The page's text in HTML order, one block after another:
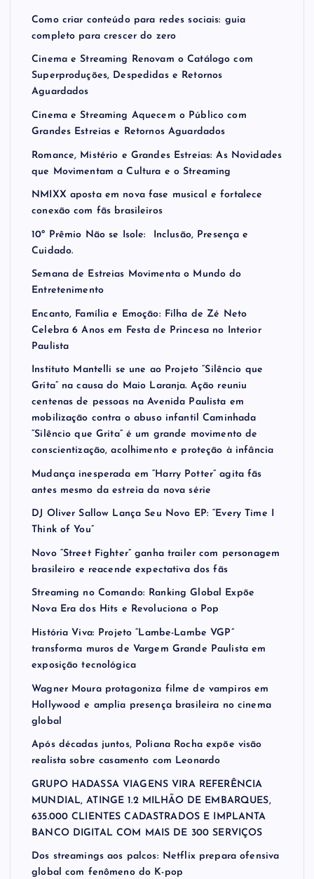
Como criar conteúdo para redes sociais: guia
completo para crescer do zero
Cinema e Streaming Renovam o Catálogo com
Superproduções, Despedidas e Retornos
Aguardados
Cinema e Streaming Aquecem o Público com
Grandes Estreias e Retornos Aguardados
Romance, Mistério e Grandes Estreias: As Novidades
que Movimentam a Cultura e o Streaming
NMIXX aposta em nova fase musical e fortalece
conexão com fãs brasileiros
10º Prêmio Não se Isole: Inclusão, Presença e
Cuidado.
Semana de Estreias Movimenta o Mundo do
Entretenimento
Encanto, Família e Emoção: Filha de Zé Neto
Celebra 6 Anos em Festa de Princesa no Interior
Paulista
Instituto Mantelli se une ao Projeto “Silêncio que
Grita” na causa do Maio Laranja. Ação reuniu
centenas de pessoas na Avenida Paulista em
mobilização contra o abuso infantil Caminhada
“Silêncio que Grita” é um grande movimento de
conscientização, acolhimento e proteção à infância
Mudança inesperada em “Harry Potter” agita fãs
antes mesmo da estreia da nova série
DJ Oliver Sallow Lança Seu Novo EP: “Every Time I
Think of You”
Novo “Street Fighter” ganha trailer com personagem
brasileiro e reacende expectativa dos fãs
Streaming no Comando: Ranking Global Expõe
Nova Era dos Hits e Revoluciona o Pop
História Viva: Projeto “Lambe-Lambe VGP”
transforma muros de Vargem Grande Paulista em
exposição tecnológica
Wagner Moura protagoniza filme de vampiros em
Hollywood e amplia presença brasileira no cinema
global
Após décadas juntos, Poliana Rocha expõe visão
realista sobre casamento com Leonardo
GRUPO HADASSA VIAGENS VIRA REFERÊNCIA
MUNDIAL, ATINGE 1.2 MILHÃO DE EMBARQUES,
635.000 CLIENTES CADASTRADOS E IMPLANTA
BANCO DIGITAL COM MAIS DE 300 SERVIÇOS
Dos streamings aos palcos: Netflix prepara ofensiva
global com fenômeno do K-pop